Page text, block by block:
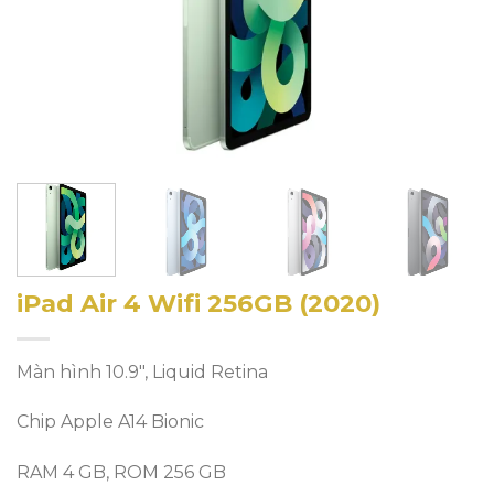
iPad Air 4 Wifi 256GB (2020)
Màn hình 10.9″, Liquid Retina
Chip Apple A14 Bionic
RAM 4 GB, ROM 256 GB